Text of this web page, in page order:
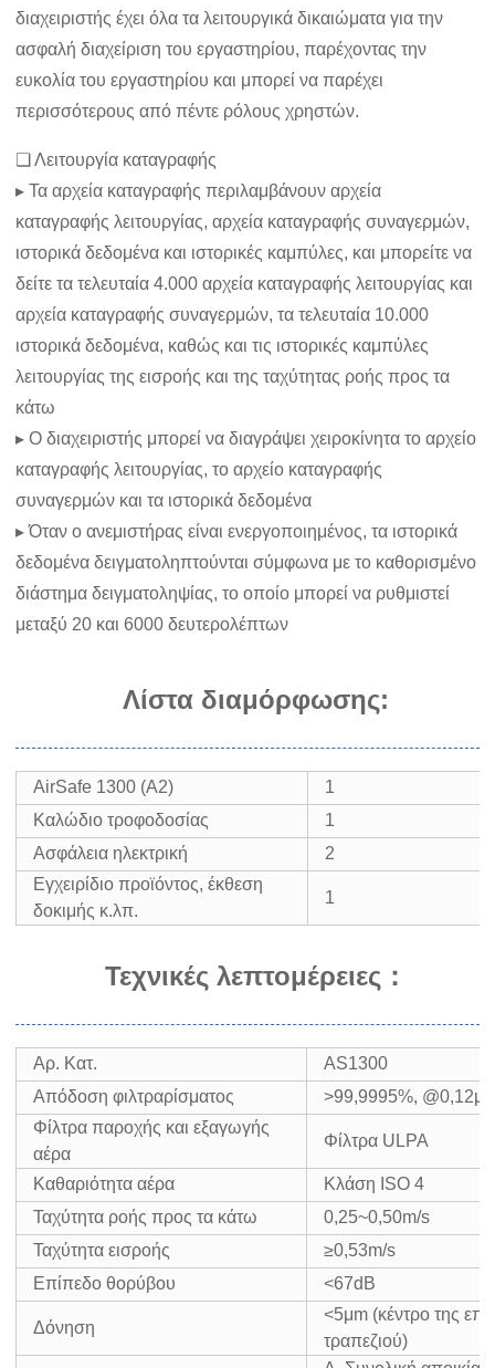
διαχειριστής έχει όλα τα λειτουργικά δικαιώματα για την
ασφαλή διαχείριση του εργαστηρίου, παρέχοντας την
ευκολία του εργαστηρίου και μπορεί να παρέχει
περισσότερους από πέντε ρόλους χρηστών.
❏ Λειτουργία καταγραφής
▸ Τα αρχεία καταγραφής περιλαμβάνουν αρχεία
καταγραφής λειτουργίας, αρχεία καταγραφής συναγερμών,
ιστορικά δεδομένα και ιστορικές καμπύλες, και μπορείτε να
δείτε τα τελευταία 4.000 αρχεία καταγραφής λειτουργίας και
αρχεία καταγραφής συναγερμών, τα τελευταία 10.000
ιστορικά δεδομένα, καθώς και τις ιστορικές καμπύλες
λειτουργίας της εισροής και της ταχύτητας ροής προς τα
κάτω
▸ Ο διαχειριστής μπορεί να διαγράψει χειροκίνητα το αρχείο
καταγραφής λειτουργίας, το αρχείο καταγραφής
συναγερμών και τα ιστορικά δεδομένα
▸ Όταν ο ανεμιστήρας είναι ενεργοποιημένος, τα ιστορικά
δεδομένα δειγματοληπτούνται σύμφωνα με το καθορισμένο
διάστημα δειγματοληψίας, το οποίο μπορεί να ρυθμιστεί
μεταξύ 20 και 6000 δευτερολέπτων
Λίστα διαμόρφωσης:
AirSafe 1300 (A2)
1
Καλώδιο τροφοδοσίας
1
Ασφάλεια ηλεκτρική
2
Εγχειρίδιο προϊόντος, έκθεση
δοκιμής κ.λπ.
1
Τεχνικές λεπτομέρειες ：
Αρ. Κατ.
AS1300
Απόδοση φιλτραρίσματος
>99,9995%,
Φίλτρα παροχής και εξαγωγής
αέρα
Φίλτρα ULPA
Καθαριότητα αέρα
Κλάση ISO 4
Ταχύτητα ροής προς τα κάτω
0,25~0,50m/s
Ταχύτητα εισροής
≥0,53m/s
Επίπεδο θορύβου
<67dB
Δόνηση
<5μm (κέντρο της
τραπεζιού)